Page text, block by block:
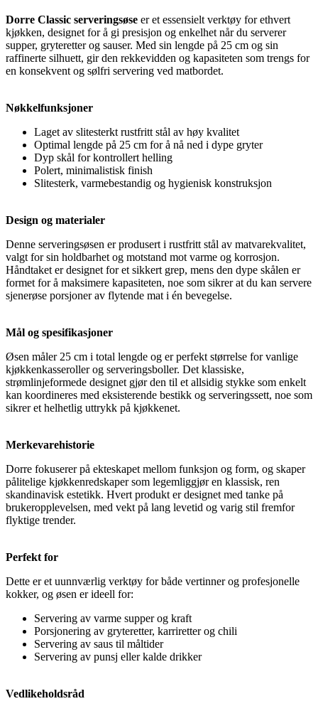
Dorre Classic serveringsøse er et essensielt verktøy for ethvert
kjøkken, designet for å gi presisjon og enkelhet når du serverer
supper, gryteretter og sauser. Med sin lengde på 25 cm og sin
raffinerte silhuett, gir den rekkevidden og kapasiteten som trengs for
en konsekvent og sølfri servering ved matbordet.
Nøkkelfunksjoner
Laget av slitesterkt rustfritt stål av høy kvalitet
Optimal lengde på 25 cm for å nå ned i dype gryter
Dyp skål for kontrollert helling
Polert, minimalistisk finish
Slitesterk, varmebestandig og hygienisk konstruksjon
Design og materialer
Denne serveringsøsen er produsert i rustfritt stål av matvarekvalitet,
valgt for sin holdbarhet og motstand mot varme og korrosjon.
Håndtaket er designet for et sikkert grep, mens den dype skålen er
formet for å maksimere kapasiteten, noe som sikrer at du kan servere
sjenerøse porsjoner av flytende mat i én bevegelse.
Mål og spesifikasjoner
Øsen måler 25 cm i total lengde og er perfekt størrelse for vanlige
kjøkkenkasseroller og serveringsboller. Det klassiske,
strømlinjeformede designet gjør den til et allsidig stykke som enkelt
kan koordineres med eksisterende bestikk og serveringssett, noe som
sikrer et helhetlig uttrykk på kjøkkenet.
Merkevarehistorie
Dorre fokuserer på ekteskapet mellom funksjon og form, og skaper
pålitelige kjøkkenredskaper som legemliggjør en klassisk, ren
skandinavisk estetikk. Hvert produkt er designet med tanke på
brukeropplevelsen, med vekt på lang levetid og varig stil fremfor
flyktige trender.
Perfekt for
Dette er et uunnværlig verktøy for både vertinner og profesjonelle
kokker, og øsen er ideell for:
Servering av varme supper og kraft
Porsjonering av gryteretter, karriretter og chili
Servering av saus til måltider
Servering av punsj eller kalde drikker
Vedlikeholdsråd